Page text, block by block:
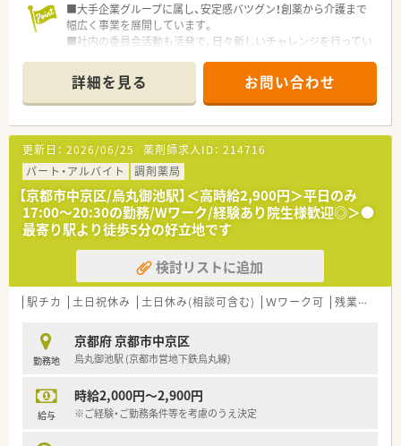
■大手企業グループに属し、安定感バツグン！創薬から介護まで
幅広く事業を展開しています。
■社内の委員会活動も活発で、日々新しいチャレンジを行ってい
■各種研修会をはじめ、調剤実務研修や外部研修など各種研修が
充実！
詳細を見る お問い合わせ
更新日： 2026/06/25 薬剤師求人ID： 214716
パート・アルバイト
調剤薬局
【京都市中京区/烏丸御池駅】＜高時給2,900円＞平日のみ
17:00～20:30の勤務/Wワーク/経験あり院生様歓迎◎＞●
最寄り駅より徒歩5分の好立地です
検討リストに追加
駅チカ 土日祝休み 土日休み(相談可含む) Ｗワーク可 残業なし(ほぼなし含む)
勤務地
京都府 京都市中京区
烏丸御池駅 (京都市営地下鉄烏丸線)
給与
時給2,000円～2,900円
※ご経験・ご勤務条件等を考慮のうえ決定